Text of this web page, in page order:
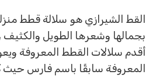
القط الشيرازي هو سلالة قطط
بجمالها وشعرها الطويل والكثيف
أقدم سلالات القطط المعروفة ويعود
المعروفة سابقًا باسم فارس حيث